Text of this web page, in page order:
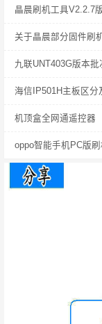
晶晨刷机工具V2.2.7
关于晶晨部分固件刷
九联UNT403G版本
海信IP501H主板区分
机顶盒全网通遥控器
oppo智能手机PC版